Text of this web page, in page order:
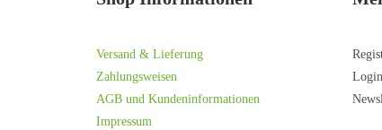
Versand & Lieferung
Zahlungsweisen
AGB und Kundeninformationen
Impressum
Login